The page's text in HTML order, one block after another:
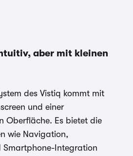
aber mit kleinen
des Vistiq kommt mit
und einer
Oberfläche. Es bietet die
wie Navigation,
Smartphone-Integration